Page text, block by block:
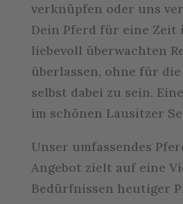
verknüpfen oder uns
Dein Pferd für eine Zeit
liebevoll überwachten
überlassen, ohne für
selbst dabei zu sein.
im schönen Lausitzer
Unser umfassendes
Angebot zielt auf eine
Bedürfnissen heutiger